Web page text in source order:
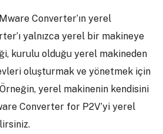
Converter’ın yerel
yalnızca yerel bir makineye
kurulu olduğu yerel makineden
oluşturmak ve yönetmek için
yerel makinenin kendisini
Converter for P2V’yi yerel